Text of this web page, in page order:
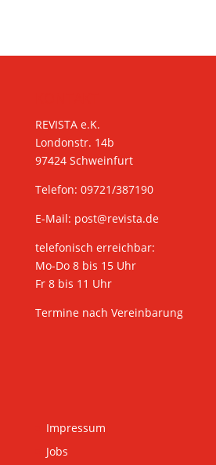
REVISTA e.K.
Londonstr. 14b
97424 Schweinfurt
Telefon: 09721/387190
E-Mail: post@revista.de
telefonisch erreichbar:
Mo-Do 8 bis 15 Uhr
Fr 8 bis 11 Uhr
Termine nach Vereinbarung
Impressum
Jobs